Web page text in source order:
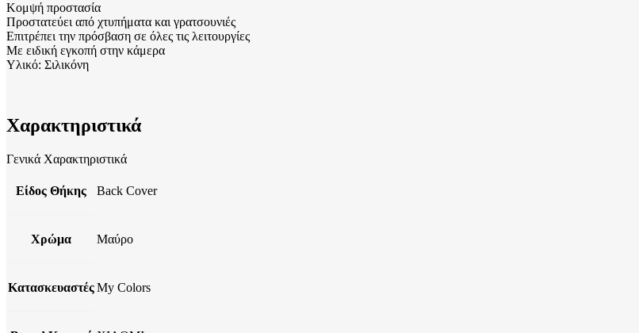
Κομψή προστασία
Προστατεύει από χτυπήματα και γρατσουνιές
Επιτρέπει την πρόσβαση σε όλες τις λειτουργίες
Με ειδική εγκοπή στην κάμερα
Υλικό: Σιλικόνη
Χαρακτηριστικά
Γενικά Χαρακτηριστικά
Είδος Θήκης Back Cover
Χρώμα Μαύρο
ΚατασκευαστέςMy Colors